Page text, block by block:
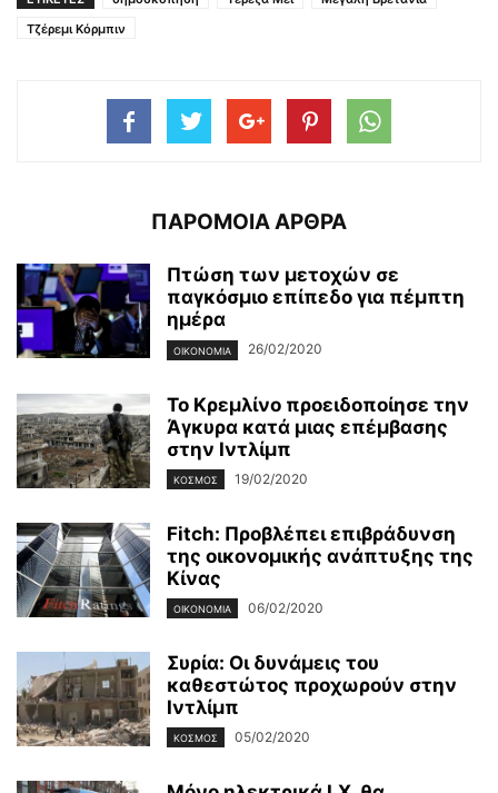
Τζέρεμι Κόρμπιν
ΠΑΡΟΜΟΙΑ ΑΡΘΡΑ
Πτώση των μετοχών σε
παγκόσμιο επίπεδο για πέμπτη
ημέρα
ΟΙΚΟΝΟΜΊΑ 26/02/2020
Το Κρεμλίνο προειδοποίησε την
Άγκυρα κατά μιας επέμβασης
στην Ιντλίμπ
ΚΌΣΜΟΣ 19/02/2020
Fitch: Προβλέπει επιβράδυνση
της οικονομικής ανάπτυξης της
Κίνας
ΟΙΚΟΝΟΜΊΑ 06/02/2020
Συρία: Οι δυνάμεις του
καθεστώτος προχωρούν στην
Ιντλίμπ
ΚΌΣΜΟΣ 05/02/2020